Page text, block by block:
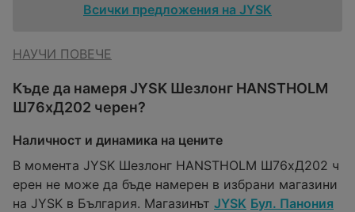
Всички предложения на JYSK
НАУЧИ ПОВЕЧЕ
Къде да намеря JYSK Шезлонг HANSTHOLM
Ш76xД202 черен?
Наличност и динамика на цените
В момента JYSK Шезлонг HANSTHOLM Ш76xД202 ч
ерен не може да бъде намерен в избрани магазини
на JYSK в България. Магазинът JYSK Бул. Панония